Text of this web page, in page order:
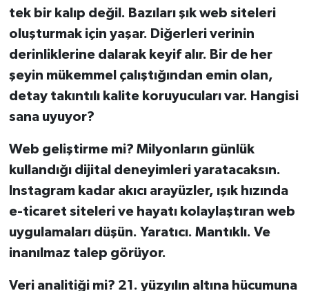
tek bir kalıp değil. Bazıları şık web siteleri
oluşturmak için yaşar. Diğerleri verinin
derinliklerine dalarak keyif alır. Bir de her
şeyin mükemmel çalıştığından emin olan,
detay takıntılı kalite koruyucuları var. Hangisi
sana uyuyor?
Web geliştirme mi? Milyonların günlük
kullandığı dijital deneyimleri yaratacaksın.
Instagram kadar akıcı arayüzler, ışık hızında
e-ticaret siteleri ve hayatı kolaylaştıran web
uygulamaları düşün. Yaratıcı. Mantıklı. Ve
inanılmaz talep görüyor.
Veri analitiği mi? 21. yüzyılın altına hücumuna